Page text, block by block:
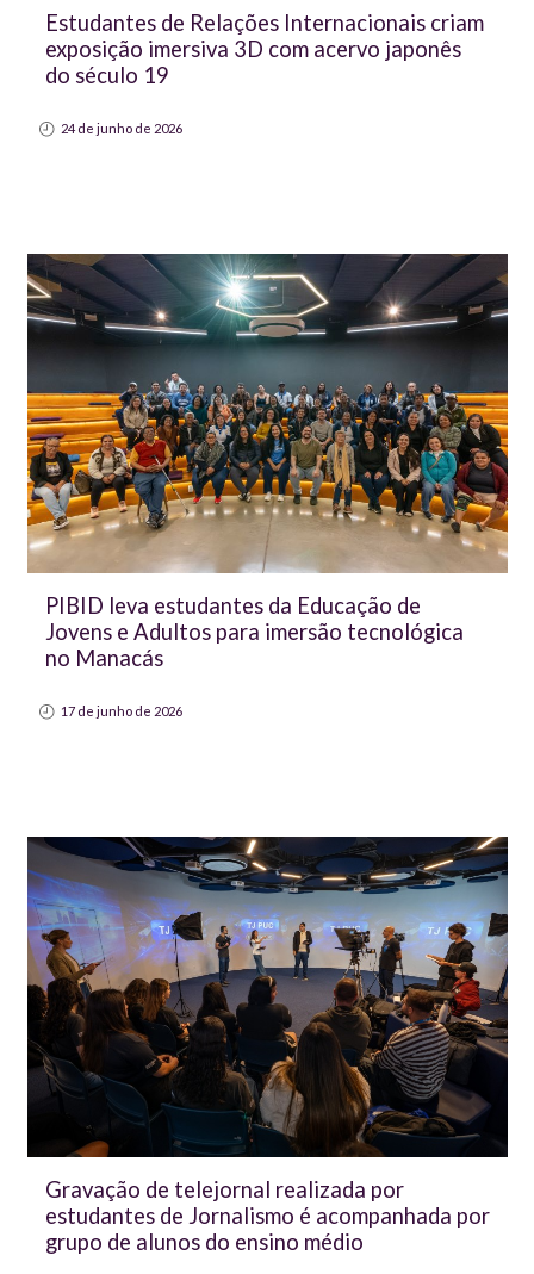
Estudantes de Relações Internacionais criam
exposição imersiva 3D com acervo japonês
do século 19
24 de junho de 2026
PIBID leva estudantes da Educação de
Jovens e Adultos para imersão tecnológica
no Manacás
17 de junho de 2026
Gravação de telejornal realizada por
estudantes de Jornalismo é acompanhada por
grupo de alunos do ensino médio